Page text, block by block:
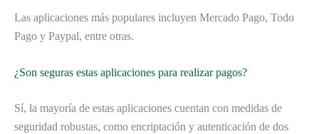
Las aplicaciones más populares incluyen Mercado Pago, Todo
Pago y Paypal, entre otras.
¿Son seguras estas aplicaciones para realizar pagos?
Sí, la mayoría de estas aplicaciones cuentan con medidas de
seguridad robustas, como encriptación y autenticación de dos